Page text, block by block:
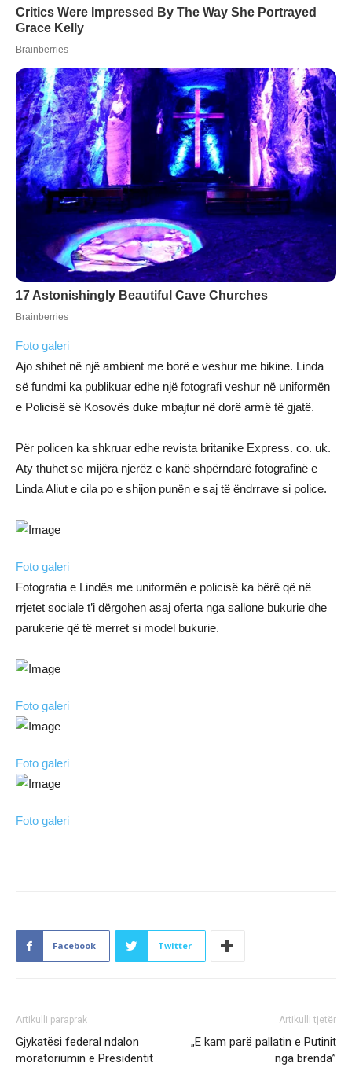
Foto galeri
Ajo shihet në një ambient me borë e veshur me bikine. Linda
së fundmi ka publikuar edhe një fotografi veshur në uniformën
e Policisë së Kosovës duke mbajtur në dorë armë të gjatë.
Për policen ka shkruar edhe revista britanike Express. co. uk.
Aty thuhet se mijëra njerëz e kanë shpërndarë fotografinë e
Linda Aliut e cila po e shijon punën e saj të ëndrrave si police.
Foto galeri
Fotografia e Lindës me uniformën e policisë ka bërë që në
rrjetet sociale t’i dërgohen asaj oferta nga sallone bukurie dhe
parukerie që të merret si model bukurie.
Foto galeri
Foto galeri
Foto galeri
Facebook Twitter
Artikulli paraprak
Gjykatësi federal ndalon
moratoriumin e Presidentit
Artikulli tjetër
„E kam parë pallatin e Putinit
nga brenda”